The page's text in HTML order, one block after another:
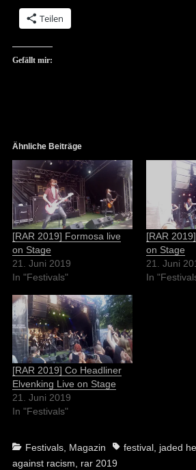
Teilen
Gefällt mir:
Ähnliche Beiträge
[RAR 2019] Formosa live
on Stage
21. Juni 2019
In "Festivals"
[RAR
on Stage
21. Juni
In
[RAR 2019] Co Headliner
Elvenking Live on Stage
21. Juni 2019
In "Festivals"
Categories
Festivals, Magazin Tagsfestival, jaded
against racism, rar 2019